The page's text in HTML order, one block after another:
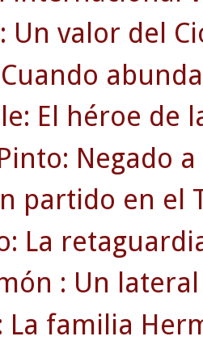
Un valor del
El héroe de
Negado
partido en el
La
: Un
La familia